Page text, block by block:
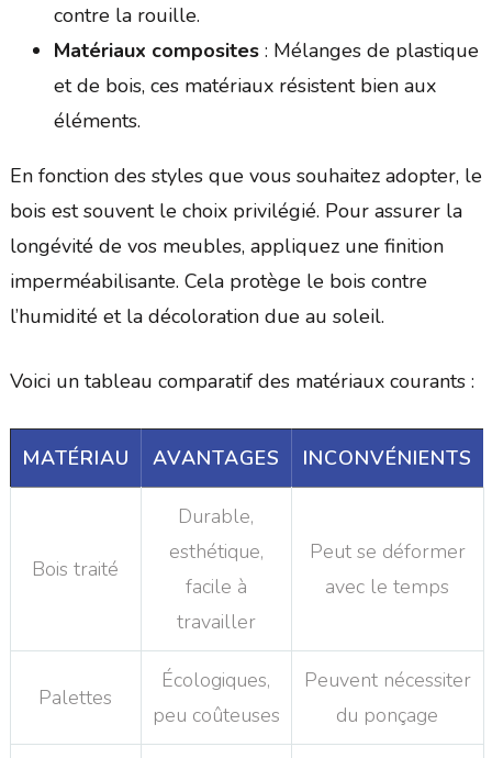
contre la rouille.
Matériaux composites: Mélanges de plastique
et de bois, ces matériaux résistent bien aux
éléments.
En fonction des styles que vous souhaitez adopter, le
bois est souvent le choix privilégié. Pour assurer la
longévité de vos meubles, appliquez une finition
imperméabilisante. Cela protège le bois contre
l’humidité et la décoloration due au soleil.
Voici un tableau comparatif des matériaux courants :
MATÉRIAU AVANTAGES INCONVÉNIENTS
Bois traité
Durable,
esthétique,
facile à
travailler
Peut se déformer
avec le temps
Palettes
Écologiques,
peu coûteuses
Peuvent nécessiter
du ponçage